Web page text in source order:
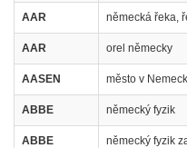
AAR německá řeka,
AAR orel německy
AASEN město v
ABBE německý fyzik
ABBE německý fyzik